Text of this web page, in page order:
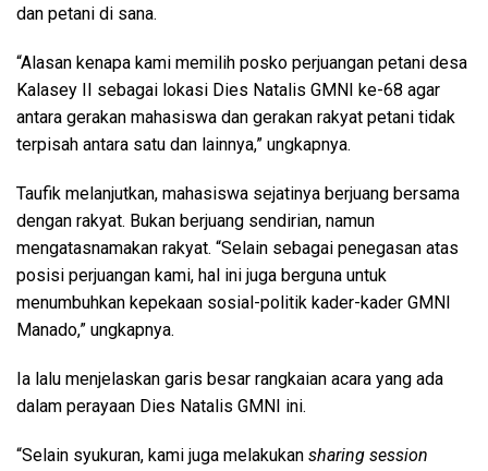
dan petani di sana.
“Alasan kenapa kami memilih posko perjuangan petani desa
Kalasey II sebagai lokasi Dies Natalis GMNI ke-68 agar
antara gerakan mahasiswa dan gerakan rakyat petani tidak
terpisah antara satu dan lainnya,” ungkapnya.
Taufik melanjutkan, mahasiswa sejatinya berjuang bersama
dengan rakyat. Bukan berjuang sendirian, namun
mengatasnamakan rakyat. “Selain sebagai penegasan atas
posisi perjuangan kami, hal ini juga berguna untuk
menumbuhkan kepekaan sosial-politik kader-kader GMNI
Manado,” ungkapnya.
Ia lalu menjelaskan garis besar rangkaian acara yang ada
dalam perayaan Dies Natalis GMNI ini.
“Selain syukuran, kami juga melakukan sharing session